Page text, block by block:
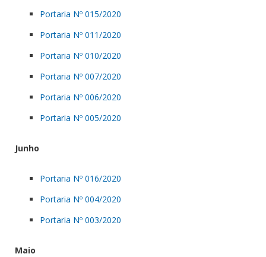
Portaria Nº 015/2020
Portaria Nº 011/2020
Portaria Nº 010/2020
Portaria Nº 007/2020
Portaria Nº 006/2020
Portaria Nº 005/2020
Junho
Portaria Nº 016/2020
Portaria Nº 004/2020
Portaria Nº 003/2020
Maio